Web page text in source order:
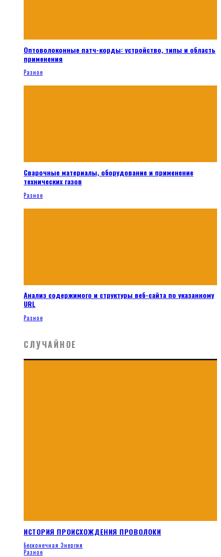
Оптоволоконные патч-корды: устройство, типы и область
применения
Разное
Сварочные материалы, оборудование и применение
технических газов
Разное
Анализ содержимого и структуры веб-сайта по указанному
URL
Разное
СЛУЧАЙНОЕ
ИСТОРИЯ ПРОИСХОЖДЕНИЯ ПРОВОЛОКИ
Бесконечная Энергия
Разное